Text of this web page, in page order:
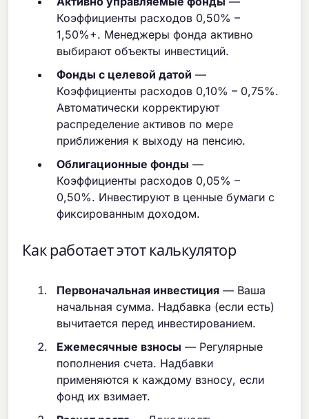
Коэффициенты расходов 0,50% –
1,50%+. Менеджеры фонда активно
выбирают объекты инвестиций.
Фонды с целевой датой —
Коэффициенты расходов 0,10% – 0,75%.
Автоматически корректируют
распределение активов по мере
приближения к выходу на пенсию.
Облигационные фонды —
Коэффициенты расходов 0,05% –
0,50%. Инвестируют в ценные бумаги с
фиксированным доходом.
Как работает этот калькулятор
Первоначальная инвестиция — Ваша
начальная сумма. Надбавка (если есть)
вычитается перед инвестированием.
Ежемесячные взносы — Регулярные
пополнения счета. Надбавки
применяются к каждому взносу, если
фонд их взимает.